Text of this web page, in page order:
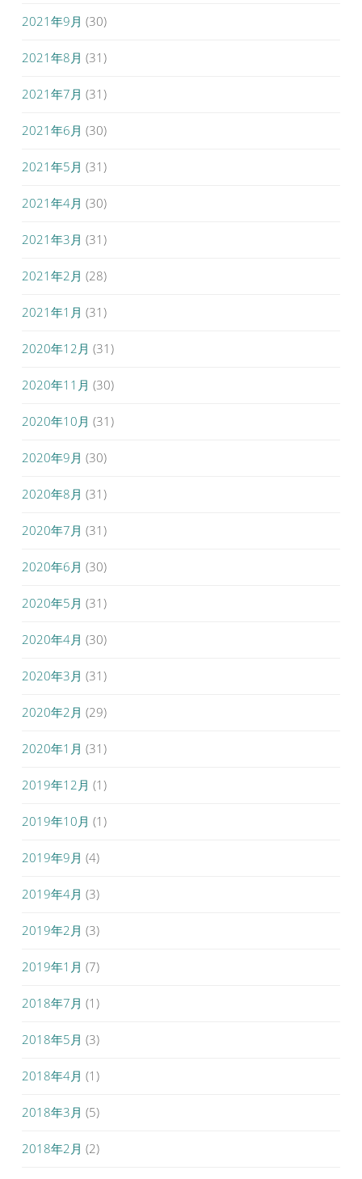
2021年9月 (30)
2021年8月 (31)
2021年7月 (31)
2021年6月 (30)
2021年5月 (31)
2021年4月 (30)
2021年3月 (31)
2021年2月 (28)
2021年1月 (31)
2020年12月 (31)
2020年11月 (30)
2020年10月 (31)
2020年9月 (30)
2020年8月 (31)
2020年7月 (31)
2020年6月 (30)
2020年5月 (31)
2020年4月 (30)
2020年3月 (31)
2020年2月 (29)
2020年1月 (31)
2019年12月 (1)
2019年10月 (1)
2019年9月 (4)
2019年4月 (3)
2019年2月 (3)
2019年1月 (7)
2018年7月 (1)
2018年5月 (3)
2018年4月 (1)
2018年3月 (5)
2018年2月 (2)